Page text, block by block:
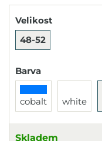
Velikost
48-52
Barva
cobalt white
Skladem